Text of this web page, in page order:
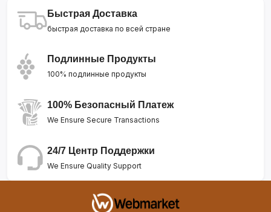
Быстрая Доставка
быстрая доставка по всей стране
Подлинные Продукты
100% подлинные продукты
100% Безопасный Платеж
We Ensure Secure Transactions
24/7 Центр Поддержки
We Ensure Quality Support